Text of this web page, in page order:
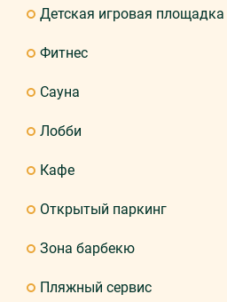
Детская игровая площадка
Фитнес
Сауна
Лобби
Кафе
Открытый паркинг
Зона барбекю
Пляжный сервис